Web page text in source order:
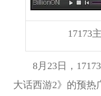
17173
8月23日
，
大话西游2》的预热